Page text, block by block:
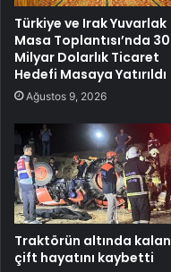
Türkiye ve Irak Yuvarlak
Masa Toplantısı’nda 30
Milyar Dolarlık Ticaret
Hedefi Masaya Yatırıldı
Ağustos 9, 2026
Traktörün altında kalan
çift hayatını kaybetti